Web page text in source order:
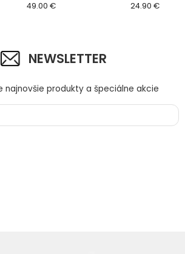
49.00 €
24.90 €
NEWSLETTER
najnovšie produkty a špeciálne akcie